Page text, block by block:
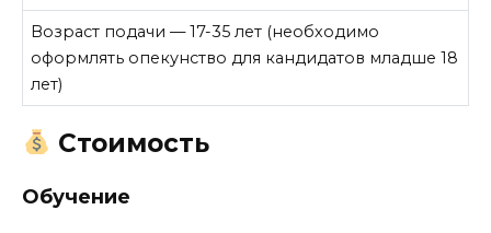
Возраст подачи — 17-35 лет (необходимо
оформлять опекунство для кандидатов младше 18
лет)
Стоимость
Обучение